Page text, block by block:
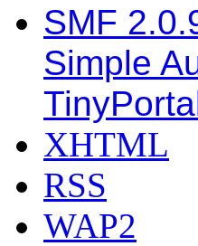
SMF
Simple
XHTML
RSS
WAP2